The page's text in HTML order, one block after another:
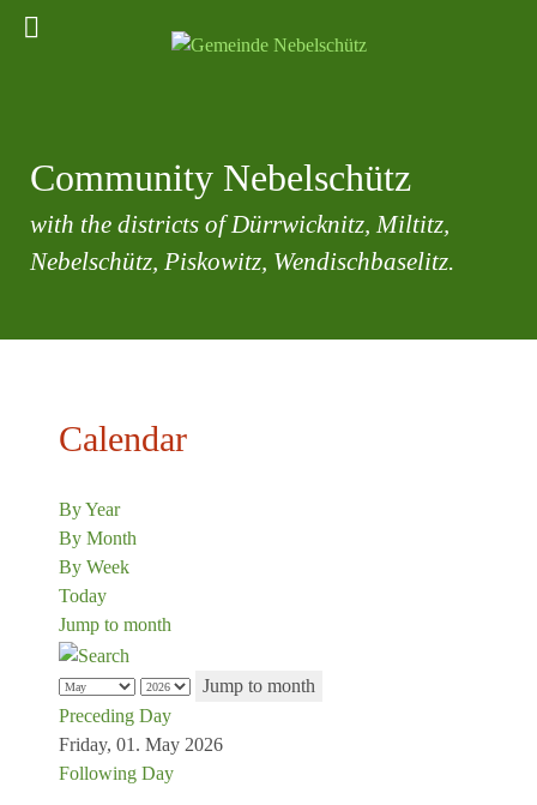
Community Nebelschütz
with the districts of Dürrwicknitz, Miltitz,
Nebelschütz, Piskowitz, Wendischbaselitz.
Calendar
By Year
By Month
By Week
Today
Jump to month
Jump to month
Preceding Day
Friday, 01. May 2026
Following Day